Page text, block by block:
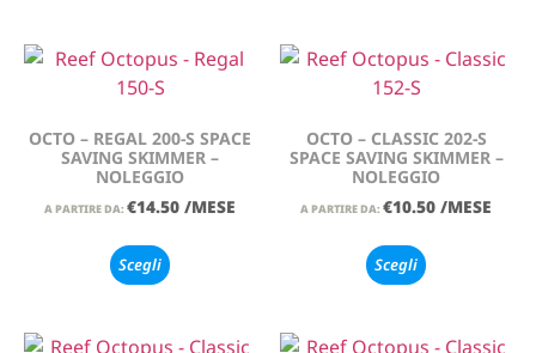
OCTO – REGAL 200-S SPACE
SAVING SKIMMER –
NOLEGGIO
A PARTIRE DA: €14.50 /MESE
Scegli
OCTO – CLASSIC 202-S
SPACE SAVING SKIMMER –
NOLEGGIO
A PARTIRE DA: €10.50 /MESE
Scegli